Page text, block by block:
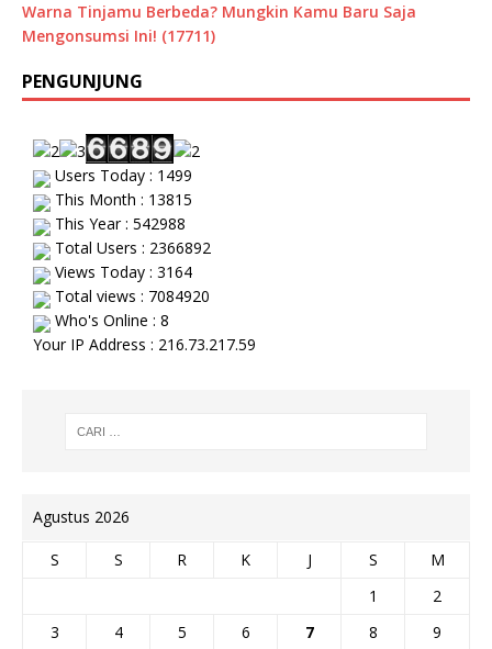
Warna Tinjamu Berbeda? Mungkin Kamu Baru Saja
Mengonsumsi Ini! (17711)
PENGUNJUNG
Users Today : 1499
This Month : 13815
This Year : 542988
Total Users : 2366892
Views Today : 3164
Total views : 7084920
Who's Online : 8
Your IP Address : 216.73.217.59
Agustus 2026
S S R K J S
M
1
2
3
4 5 6 7 8
9